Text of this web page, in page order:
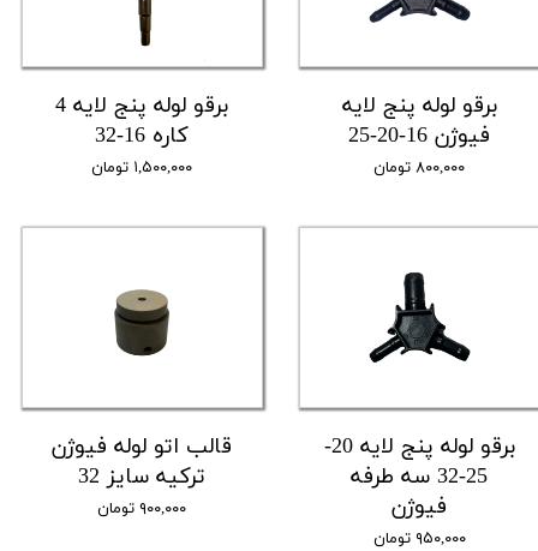
برقو لوله پنج لایه
فیوژن 16-20-25
۸۰۰,۰۰۰ تومان
برقو لوله پنج لایه 4
کاره 16-32
۱,۵۰۰,۰۰۰ تومان
برقو لوله پنج لایه 20-
25-32 سه طرفه
فیوژن
۹۵۰,۰۰۰ تومان
قالب اتو لوله فیوژن
ترکیه سایز 32
۹۰۰,۰۰۰ تومان